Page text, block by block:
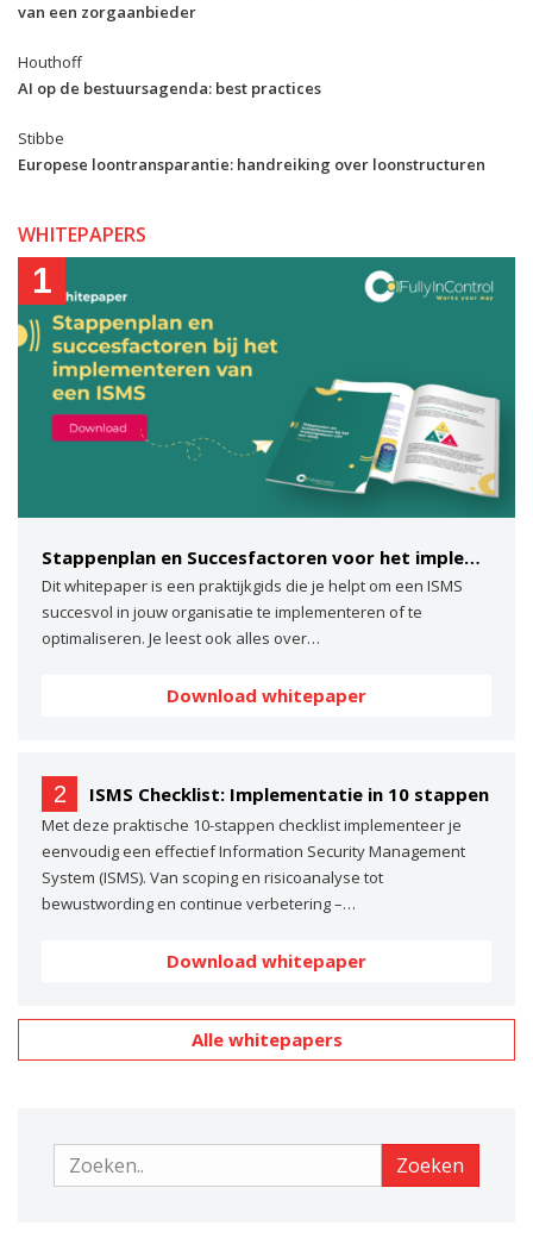
van een zorgaanbieder
Houthoff
AI op de bestuursagenda: best practices
Stibbe
Europese loontransparantie: handreiking over loonstructuren
WHITEPAPERS
1
Stappenplan en Succesfactoren voor het implementeren van een ISMS
Dit whitepaper is een praktijkgids die je helpt om een ISMS
succesvol in jouw organisatie te implementeren of te
optimaliseren. Je leest ook alles over…
Download whitepaper
2 ISMS Checklist: Implementatie in 10 stappen
Met deze praktische 10-stappen checklist implementeer je
eenvoudig een effectief Information Security Management
System (ISMS). Van scoping en risicoanalyse tot
bewustwording en continue verbetering –…
Download whitepaper
Alle whitepapers
Zoeken Zoeken